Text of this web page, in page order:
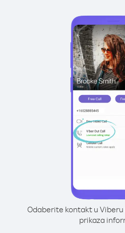
Odaberite kontakt u
prikaza